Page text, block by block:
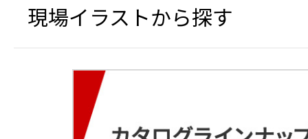
現場イラストから探す